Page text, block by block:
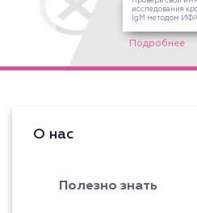
на антитела вида IgG и
О нас
Полезно знать